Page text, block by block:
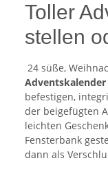
Toller
stellen
24 süße,
Adventskalender
befestigen,
der beigefügten
leichten
Fensterbank
dann als